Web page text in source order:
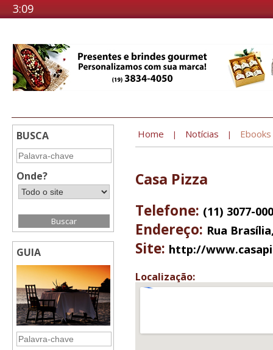
3:09
BUSCA
Onde?
GUIA
Home | Notícias | Ebooks
Casa Pizza
Telefone: (11) 3077-
Endereço: Rua
Site: http://
Localização: